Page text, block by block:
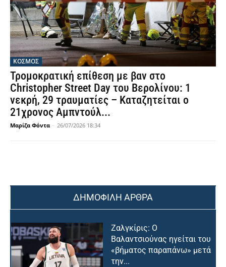
ΚΟΣΜΟΣ
Τρομοκρατική επίθεση με βαν στο
Christopher Street Day του Βερολίνου: 1
νεκρή, 29 τραυματίες – Καταζητείται ο
21χρονος Αμπντούλ...
Μαρίζα Φόντα - 26/07/2026 18:34
ΔΗΜΟΦΙΛΗ ΑΡΘΡΑ
Ζαλγκίρις: Ο
Βαλαντσιούνας ηγείται του
«βήματος παραπάνω» μετά
την...